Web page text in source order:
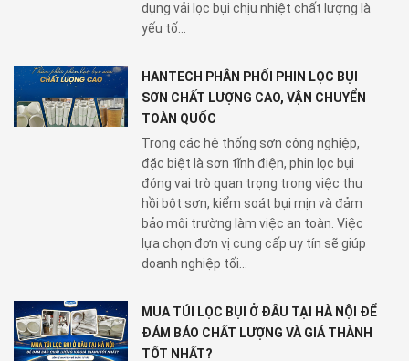
dụng vải lọc bụi chịu nhiệt chất lượng là
yếu tố...
HANTECH PHÂN PHỐI PHIN LỌC BỤI
SƠN CHẤT LƯỢNG CAO, VẬN CHUYỂN
TOÀN QUỐC
Trong các hệ thống sơn công nghiệp,
đặc biệt là sơn tĩnh điện, phin lọc bụi
đóng vai trò quan trọng trong việc thu
hồi bột sơn, kiểm soát bụi mịn và đảm
bảo môi trường làm việc an toàn. Việc
lựa chọn đơn vị cung cấp uy tín sẽ giúp
doanh nghiệp tối...
MUA TÚI LỌC BỤI Ở ĐÂU TẠI HÀ NỘI ĐỂ
ĐẢM BẢO CHẤT LƯỢNG VÀ GIÁ THÀNH
TỐT NHẤT?